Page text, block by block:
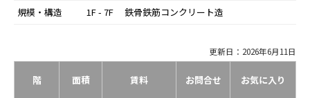
規模・構造
1F - 7F 鉄骨鉄筋コンクリート造
更新日：2026年6月11日
階 面積 賃料 お問合せ お気に入り